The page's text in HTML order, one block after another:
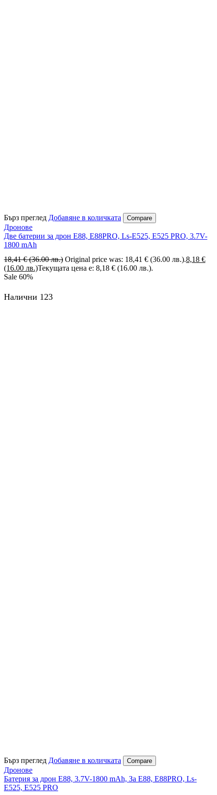
Бърз преглед Добавяне в количката Compare
Дронове
Две батерии за дрон E88, E88PRO, Ls-E525, E525 PRO, 3.7V-
1800 mAh
18,41€ (36.00 лв.) Original price was: 18,41 € (36.00 лв.).8,18 €
(16.00 лв.)Текущата цена е: 8,18 € (16.00 лв.).
Sale 60%
Налични 123
Бърз преглед Добавяне в количката Compare
Дронове
Батерия за дрон Е88, 3.7V-1800 mAh, За E88, E88PRO, Ls-
E525, E525 PRO